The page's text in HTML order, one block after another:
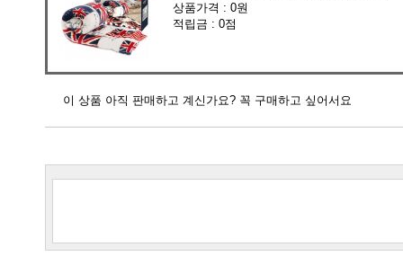
상품가격 : 0원
적립금 : 0점
이 상품 아직 판매하고 계신가요? 꼭 구매하고 싶어서요